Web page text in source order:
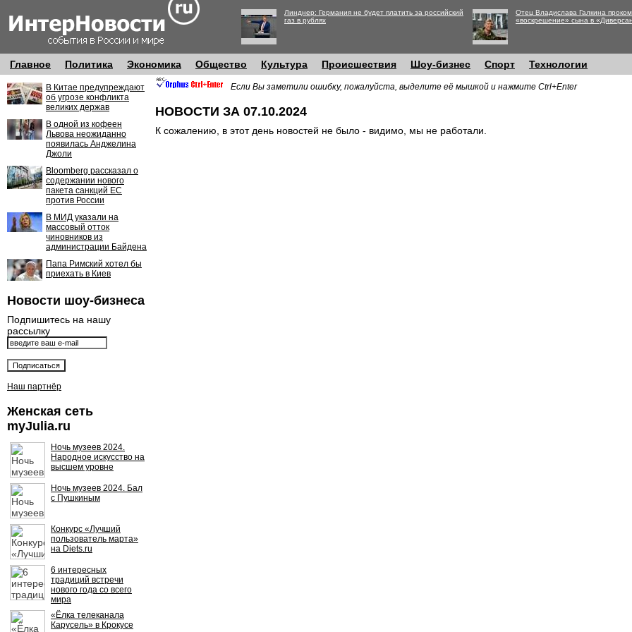
Линднер: Германия не будет платить за российский
газ в рублях
Отец Владислава Галкина
«воскрешение» сына в
Главное Политика Экономика Общество Культура Происшествия Шоу-бизнес Спорт Технологии
В Китае предупреждают
об угрозе конфликта
великих держав
В одной из кофеен
Львова неожиданно
появилась Анджелина
Джоли
Bloomberg рассказал о
содержании нового
пакета санкций ЕС
против России
В МИД указали на
массовый отток
чиновников из
администрации Байдена
Папа Римский хотел бы
приехать в Киев
Новости шоу-бизнеса
Подпишитесь на нашу
рассылку
Наш партнёр
Женская сеть
myJulia.ru
Ночь музеев 2024.
Народное искусство на
высшем уровне
Ночь музеев 2024. Бал
с Пушкиным
Конкурс «Лучший
пользователь марта»
на Diets.ru
6 интересных
традиций встречи
нового года со всего
мира
«Ёлка телеканала
Карусель» в Крокусе
Если Вы заметили ошибку, пожалуйста, выделите её мышкой и нажмите Ctrl+Enter
НОВОСТИ ЗА 07.10.2024
К сожалению, в этот день новостей не было - видимо, мы не работали.